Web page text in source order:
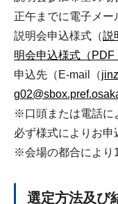
正午までに電子メー
説明会申込様式（説
明会申込様式（PDF
申込先（E-mail（
※口頭または電話に
必ず様式によりお申
※会場の都合により
選定方法及び